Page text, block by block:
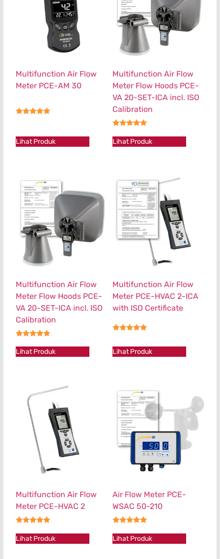
Multifunction Air Flow
Meter PCE-AM 30
Lihat Produk
Multifunction Air Flow
Meter Flow Hoods PCE-
VA 20-SET-ICA incl. ISO
Calibration
Lihat Produk
Multifunction Air Flow
Meter Flow Hoods PCE-
VA 20-SET-ICA incl. ISO
Calibration
Lihat Produk
Multifunction Air Flow
Meter PCE-HVAC 2-ICA
with ISO Certificate
Lihat Produk
Multifunction Air Flow
Meter PCE-HVAC 2
Lihat Produk
Air Flow Meter PCE-
WSAC 50-210
Lihat Produk